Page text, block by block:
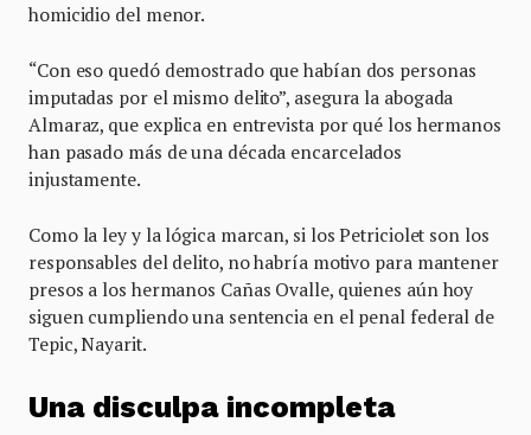
homicidio del menor.
“Con eso quedó demostrado que habían dos personas
imputadas por el mismo delito”, asegura la abogada
Almaraz, que explica en entrevista por qué los hermanos
han pasado más de una década encarcelados
injustamente.
Como la ley y la lógica marcan, si los Petriciolet son los
responsables del delito, no habría motivo para mantener
presos a los hermanos Cañas Ovalle, quienes aún hoy
siguen cumpliendo una sentencia en el penal federal de
Tepic, Nayarit.
Una disculpa incompleta